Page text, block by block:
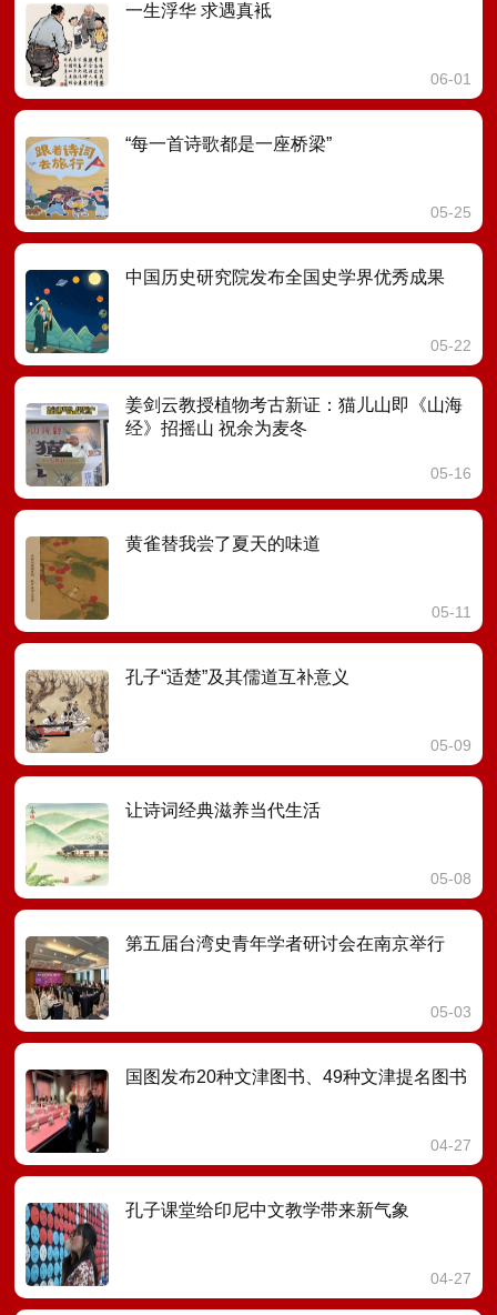
一生浮华 求遇真袛
06-01
“每一首诗歌都是一座桥梁”
05-25
中国历史研究院发布全国史学界优秀成果
05-22
姜剑云教授植物考古新证：猫儿山即《山海
经》招摇山 祝余为麦冬
05-16
黄雀替我尝了夏天的味道
05-11
孔子“适楚”及其儒道互补意义
05-09
让诗词经典滋养当代生活
05-08
第五届台湾史青年学者研讨会在南京举行
05-03
国图发布20种文津图书、49种文津提名图书
04-27
孔子课堂给印尼中文教学带来新气象
04-27